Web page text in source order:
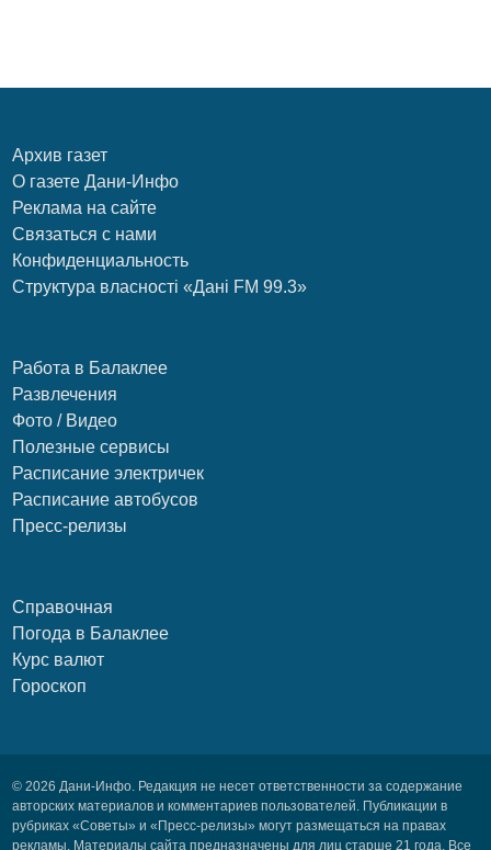
Архив газет
О газете Дани-Инфо
Реклама на сайте
Связаться с нами
Конфиденциальность
Структура власності «Дані FM 99.3»
Работа в Балаклее
Развлечения
Фото / Видео
Полезные сервисы
Расписание электричек
Расписание автобусов
Пресс-релизы
Справочная
Погода в Балаклее
Курс валют
Гороскоп
© 2026 Дани-Инфо. Редакция не несет ответственности за содержание
авторских материалов и комментариев пользователей. Публикации в
рубриках «Советы» и «Пресс-релизы» могут размещаться на правах
рекламы. Материалы сайта предназначены для лиц старше 21 года. Все